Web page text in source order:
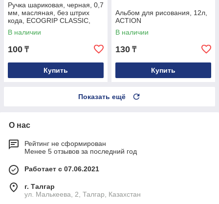
Ручка шариковая, черная, 0,7
мм, масляная, без штрих
кода, ECOGRIP CLASSIC,
Индия
В наличии
100 ₸
Купить
Альбом для рисования, 12л,
ACTION
В наличии
130 ₸
Купить
Показать ещё
О нас
Рейтинг не сформирован
Менее 5 отзывов за последний год
Работает с 07.06.2021
г. Талгар
ул. Малькеева, 2, Талгар, Казахстан